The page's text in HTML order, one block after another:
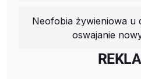
Neofobia żywieniowa u
oswajanie